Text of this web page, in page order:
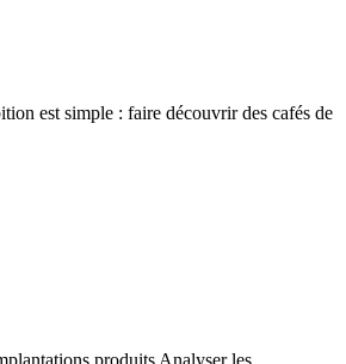
est simple : faire découvrir des cafés de
produits Analyser les